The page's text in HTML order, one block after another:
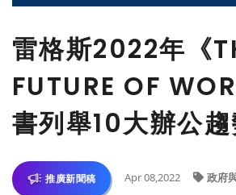
雷格斯2022年《
FUTURE OF
書列舉10大辦公
推廣新聞稿 Apr 08,2022 政府